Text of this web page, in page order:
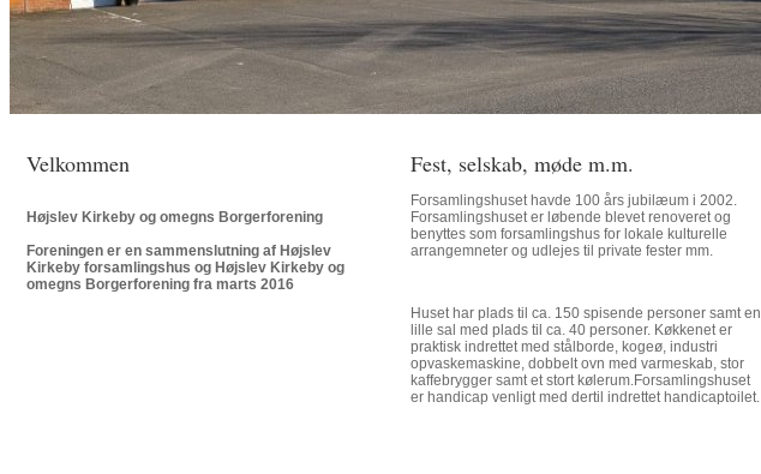
Velkommen
Højslev Kirkeby og omegns Borgerforening
Foreningen er en sammenslutning af Højslev
Kirkeby forsamlingshus og Højslev Kirkeby og
omegns Borgerforening fra marts 2016
Fest, selskab, møde m.m.
Forsamlingshuset havde 100 års jubilæum i 2002.
Forsamlingshuset er løbende blevet renoveret og
benyttes som forsamlingshus for lokale kulturelle
arrangemneter og udlejes til private fester mm.
Huset har plads til ca. 150 spisende personer samt en
lille sal med plads til ca. 40 personer. Køkkenet er
praktisk indrettet med stålborde, kogeø, industri
opvaskemaskine, dobbelt ovn med varmeskab, stor
kaffebrygger samt et stort kølerum.Forsamlingshuset
er handicap venligt med dertil indrettet handicaptoilet.